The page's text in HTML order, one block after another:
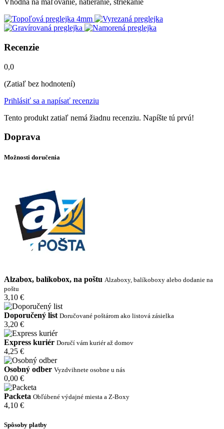
Vhodná na maľovanie, natieranie, striekanie
Recenzie
0,0
(Zatiaľ bez hodnotení)
Prihlásiť sa a napísať recenziu
Tento produkt zatiaľ nemá žiadnu recenziu. Napíšte tú prvú!
Doprava
Možnosti doručenia
Alzabox, balíkobox, na poštu Alzaboxy, balíkoboxy alebo dodanie na
poštu
3,10 €
Doporučený list Doručované poštárom ako listová zásielka
3,20 €
Express kuriér Doručí vám kuriér až domov
4,25 €
Osobný odber Vyzdvihnete osobne u nás
0,00 €
Packeta Obľúbené výdajné miesta a Z-Boxy
4,10 €
Spôsoby platby